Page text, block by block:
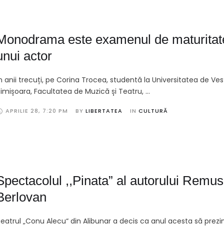
este examenul de
actor
anii trecuți, pe Corina Trocea, studentă la Universitatea de
Facultatea de Muzică și Teatru, …
APRILIE 28, 7:20 PM BY LIBERTATEA IN CULTURĂ
,,Pinata” al autorului Remus
„Conu Alecu“ din Alibunar a decis ca anul acesta să